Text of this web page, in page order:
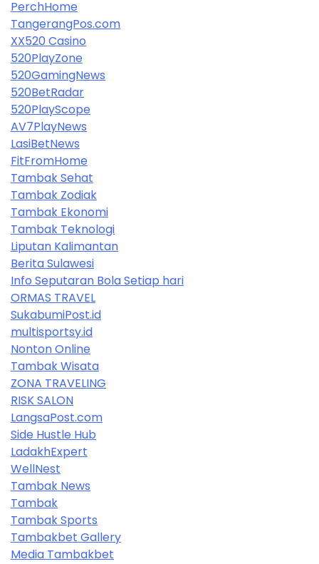
PerchHome
TangerangPos.com
XX520 Casino
520PlayZone
520GamingNews
520BetRadar
520PlayScope
AV7PlayNews
LasiBetNews
FitFromHome
Tambak Sehat
Tambak Zodiak
Tambak Ekonomi
Tambak Teknologi
Liputan Kalimantan
Berita Sulawesi
Info Seputaran Bola Setiap hari
ORMAS TRAVEL
SukabumiPost.id
multisportsy.id
Nonton Online
Tambak Wisata
ZONA TRAVELING
RISK SALON
LangsaPost.com
Side Hustle Hub
LadakhExpert
WellNest
Tambak News
Tambak
Tambak Sports
Tambakbet Gallery
Media Tambakbet